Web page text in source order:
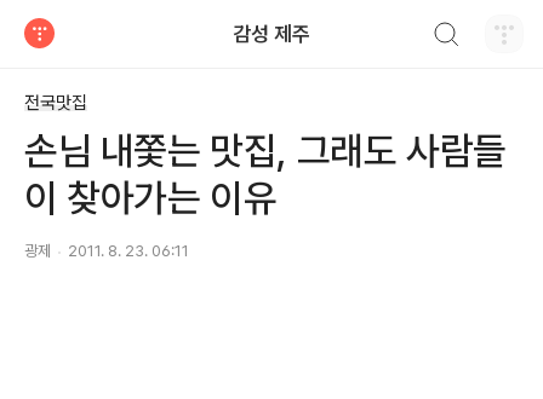
감성 제주
전국맛집
손님 내쫓는 맛집, 그래도 사람들
이 찾아가는 이유
광제 2011. 8. 23. 06:11